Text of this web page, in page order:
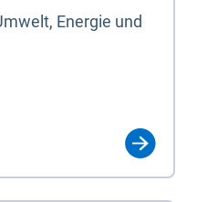
Energie und